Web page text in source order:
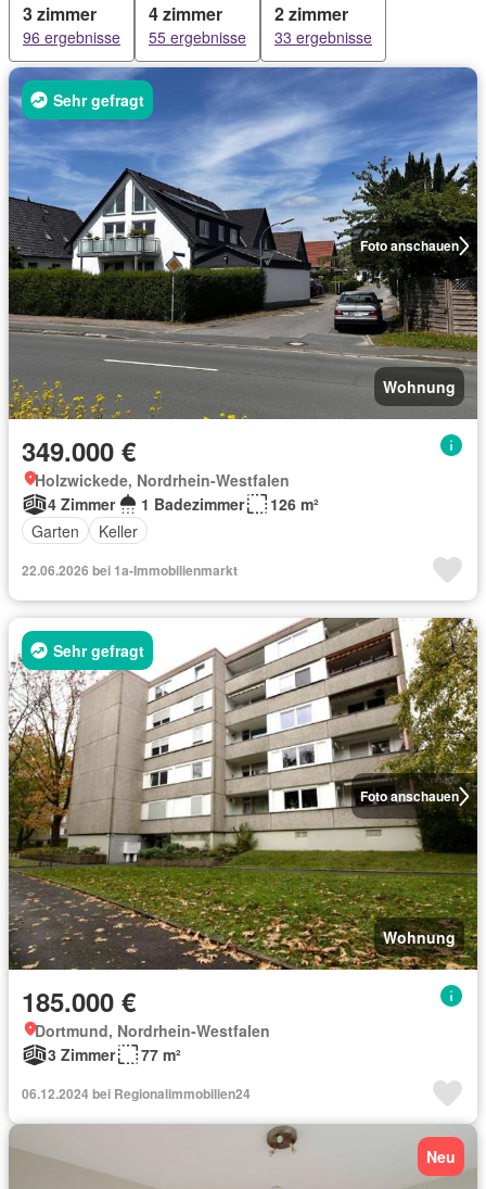
3 zimmer
96 ergebnisse
4 zimmer
55 ergebnisse
2 zimmer
33 ergebnisse
Foto anschauen
Sehr gefragt
Wohnung
349.000 €
Holzwickede, Nordrhein-Westfalen
4 Zimmer
1 Badezimmer
126 m²
Garten
Keller
22.06.2026 bei 1a-Immobilienmarkt
Foto anschauen
Sehr gefragt
Wohnung
185.000 €
Dortmund, Nordrhein-Westfalen
3 Zimmer
77 m²
06.12.2024 bei Regionalimmobilien24
Neu